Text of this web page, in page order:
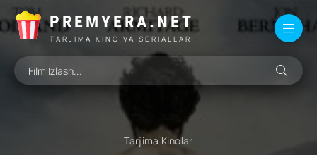
PREMYERA.NET
TARJIMA KINO VA SERIALLAR
Tarjima Kinolar